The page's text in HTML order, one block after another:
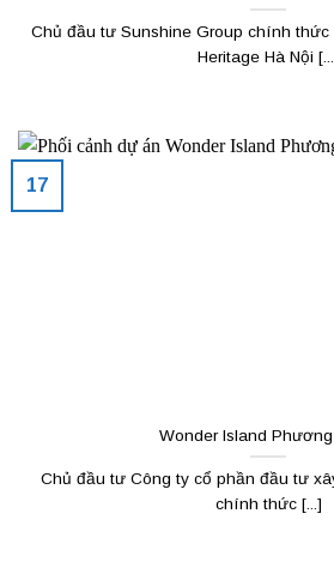
Chủ đầu tư Sunshine Group chính
Heritage Hà Nội
Wonder Island
Chủ đầu tư Công ty cổ phần đầu tư
chính thức [...]
17